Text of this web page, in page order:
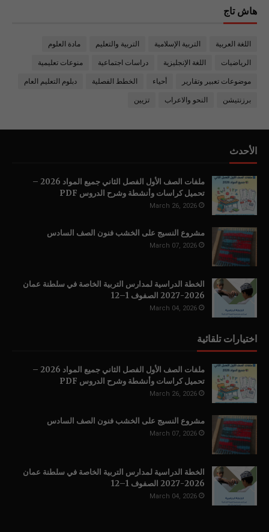
هاش تاج
اللغة العربية التربية الإسلامية التربية والتعليم مادة العلوم
الرياضيات اللغة الإنجليزية دراسات اجتماعية منوعات تعليمية
موضوعات تعبير وتقارير أحياء الخطط الفصلية دبلوم التعليم العام
برزنتيشن النحو والاعراب تزيين
الأحدث
ملفات الصف الأول الفصل الثاني جميع المواد 2026 –
تحميل كراسات وأنشطة وشرح الدروس PDF
March 26, 2026
مشروع النسيج على الخشب فنون الصف السادس
March 07, 2026
الخطة الدراسية لمدارس التربية الخاصة في سلطنة عمان
2026-2027 الصفوف 1–12
March 04, 2026
اختيارات تلقائية
ملفات الصف الأول الفصل الثاني جميع المواد 2026 –
تحميل كراسات وأنشطة وشرح الدروس PDF
March 26, 2026
مشروع النسيج على الخشب فنون الصف السادس
March 07, 2026
الخطة الدراسية لمدارس التربية الخاصة في سلطنة عمان
2026-2027 الصفوف 1–12
March 04, 2026